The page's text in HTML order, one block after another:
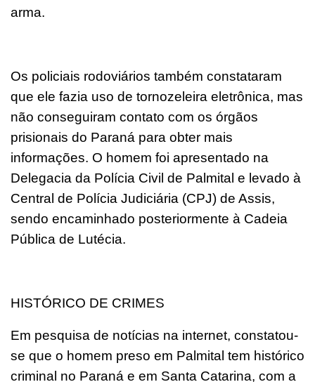
arma.
Os policiais rodoviários também constataram
que ele fazia uso de tornozeleira eletrônica, mas
não conseguiram contato com os órgãos
prisionais do Paraná para obter mais
informações. O homem foi apresentado na
Delegacia da Polícia Civil de Palmital e levado à
Central de Polícia Judiciária (CPJ) de Assis,
sendo encaminhado posteriormente à Cadeia
Pública de Lutécia.
HISTÓRICO DE CRIMES
Em pesquisa de notícias na internet, constatou-
se que o homem preso em Palmital tem histórico
criminal no Paraná e em Santa Catarina, com a